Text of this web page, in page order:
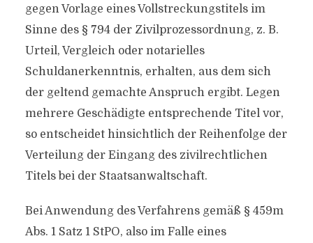
gegen Vorlage eines Vollstreckungstitels im
Sinne des § 794 der Zivilprozessordnung, z. B.
Urteil, Vergleich oder notarielles
Schuldanerkenntnis, erhalten, aus dem sich
der geltend gemachte Anspruch ergibt. Legen
mehrere Geschädigte entsprechende Titel vor,
so entscheidet hinsichtlich der Reihenfolge der
Verteilung der Eingang des zivilrechtlichen
Titels bei der Staatsanwaltschaft.
Bei Anwendung des Verfahrens gemäß § 459m
Abs. 1 Satz 1 StPO, also im Falle eines